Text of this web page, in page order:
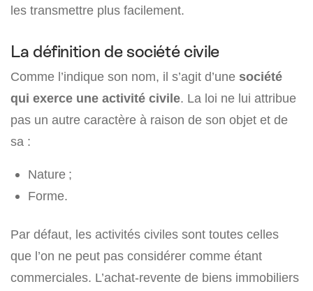
les transmettre plus facilement.
La définition de société civile
Comme l’indique son nom, il s’agit d’une société
qui exerce une activité civile. La loi ne lui attribue
pas un autre caractère à raison de son objet et de
sa :
Nature ;
Forme.
Par défaut, les activités civiles sont toutes celles
que l’on ne peut pas considérer comme étant
commerciales. L’achat-revente de biens immobiliers